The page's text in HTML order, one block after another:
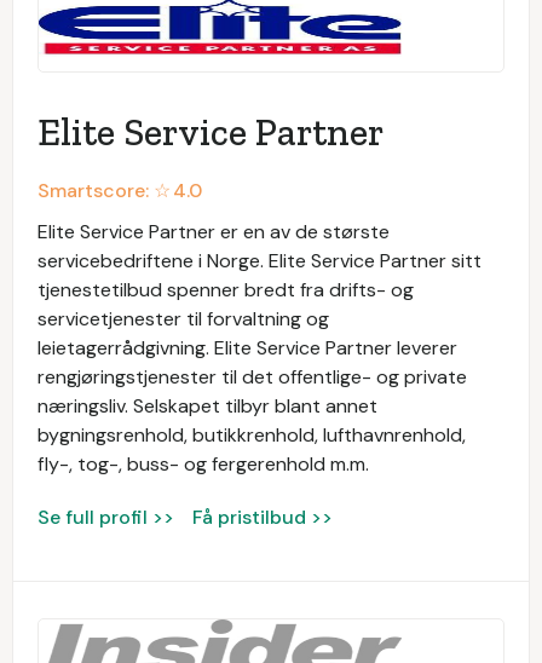
Elite Service Partner
Smartscore: ☆4.0
Elite Service Partner er en av de største
servicebedriftene i Norge. Elite Service Partner sitt
tjenestetilbud spenner bredt fra drifts- og
servicetjenester til forvaltning og
leietagerrådgivning. Elite Service Partner leverer
rengjøringstjenester til det offentlige- og private
næringsliv. Selskapet tilbyr blant annet
bygningsrenhold, butikkrenhold, lufthavnrenhold,
fly-, tog-, buss- og fergerenhold m.m.
Se full profil >> Få pristilbud >>